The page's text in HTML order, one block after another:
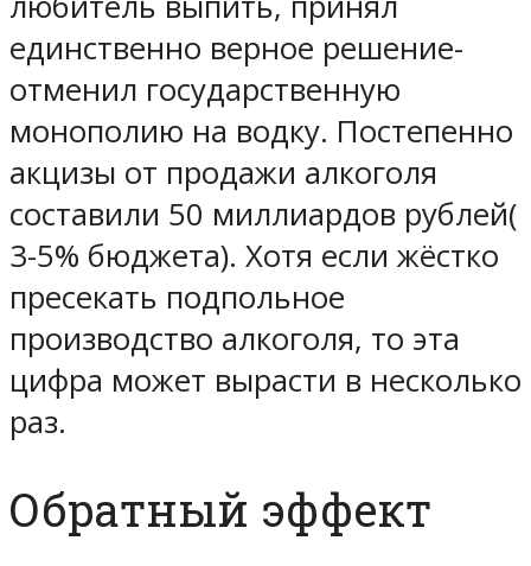
единственно верное решение-
отменил государственную
монополию на водку. Постепенно
акцизы от продажи алкоголя
составили 50 миллиардов рублей(
3-5% бюджета). Хотя если жёстко
пресекать подпольное
производство алкоголя, то эта
цифра может вырасти в несколько
раз.
Обратный эффект